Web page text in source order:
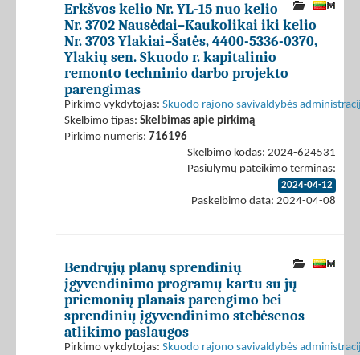
Erkšvos kelio Nr. YL-15 nuo kelio
Nr. 3702 Nausėdai–Kaukolikai iki kelio
Nr. 3703 Ylakiai–Šatės, 4400-5336-0370,
Ylakių sen. Skuodo r. kapitalinio
remonto techninio darbo projekto
parengimas
Pirkimo vykdytojas: Skuodo rajono savivaldybės
Skelbimo tipas: Skelbimas apie pirkimą
Pirkimo numeris: 716196
Skelbimo kodas: 2024-624531
Pasiūlymų pateikimo terminas:
2024-04-12
Paskelbimo data: 2024-04-08
Bendrųjų planų sprendinių
įgyvendinimo programų kartu su jų
priemonių planais parengimo bei
sprendinių įgyvendinimo stebėsenos
atlikimo paslaugos
Pirkimo vykdytojas: Skuodo rajono savivaldybės